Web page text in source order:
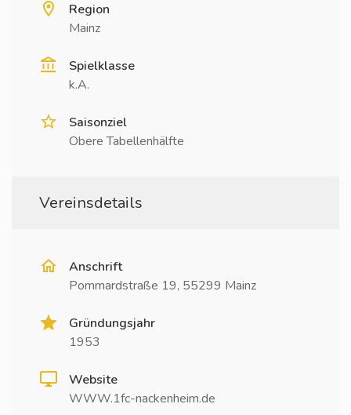
Region
Mainz
Spielklasse
k.A.
Saisonziel
Obere Tabellenhälfte
Vereinsdetails
Anschrift
Pommardstraße 19, 55299 Mainz
Gründungsjahr
1953
Website
WWW.1fc-nackenheim.de